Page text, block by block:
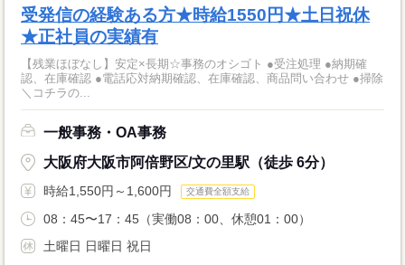
受発信の経験ある方★時給1550円★土日祝休
★正社員の実績有
【残業ほぼなし】安定×長期☆事務のオシゴト ●受注処理 ●納期確
認、在庫確認 ●電話応対納期確認、在庫確認、商品問い合わせ ●掃除
＼コチラの...
一般事務・OA事務
大阪府大阪市阿倍野区/文の里駅（徒歩 6分）
時給1,550円～1,600円 交通費全額支給
08：45〜17：45（実働08：00、休憩01：00）
土曜日 日曜日 祝日